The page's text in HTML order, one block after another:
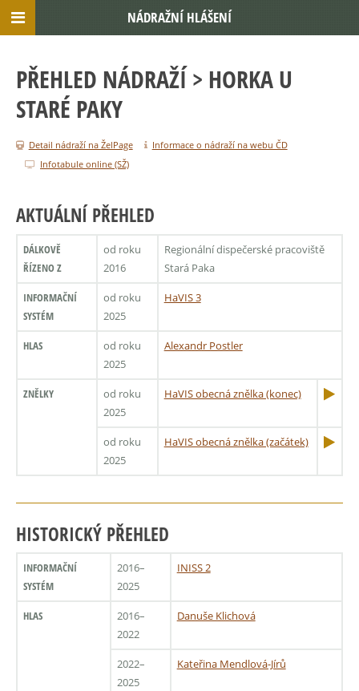
PŘEHLED NÁDRAŽÍ > HORKA U
STARÉ PAKY
Detail nádraží na ŽelPage
Informace o nádraží na webu ČD
Infotabule online (SŽ)
AKTUÁLNÍ PŘEHLED
DÁLKOVĚ
ŘÍZENO Z
od roku
2016
Regionální dispečerské pracoviště
Stará Paka
INFORMAČNÍ
SYSTÉM
od roku
2025
HaVIS 3
HLAS
od roku
2025
Alexandr Postler
ZNĚLKY
od roku
2025
HaVIS obecná znělka (konec)
od roku
2025
HaVIS obecná znělka (začátek)
HISTORICKÝ PŘEHLED
INFORMAČNÍ
SYSTÉM
2016–
2025
INISS 2
HLAS
2016–
2022
Danuše Klichová
2022–
2025
Kateřina Mendlová-Jírů
NÁDRAŽNÍ HLÁŠENÍ